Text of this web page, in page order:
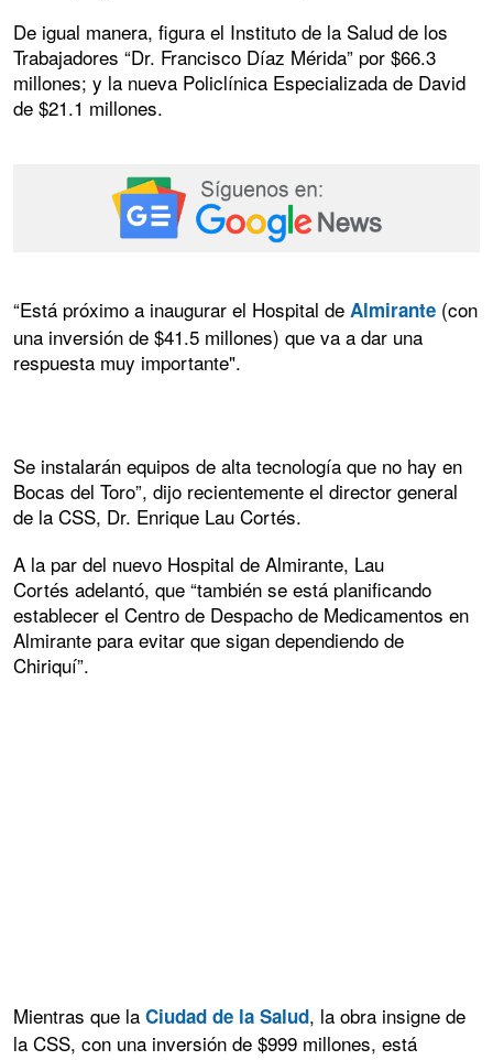
De igual manera, figura el Instituto de la Salud de los
Trabajadores “Dr. Francisco Díaz Mérida” por $66.3
millones; y la nueva Policlínica Especializada de David
de $21.1 millones.
“Está próximo a inaugurar el Hospital de Almirante (con
una inversión de $41.5 millones) que va a dar una
respuesta muy importante".
Se instalarán equipos de alta tecnología que no hay en
Bocas del Toro”, dijo recientemente el director general
de la CSS, Dr. Enrique Lau Cortés.
A la par del nuevo Hospital de Almirante, Lau
Cortés adelantó, que “también se está planificando
establecer el Centro de Despacho de Medicamentos en
Almirante para evitar que sigan dependiendo de
Chiriquí”.
Mientras que la Ciudad de la Salud, la obra insigne de
la CSS, con una inversión de $999 millones, está